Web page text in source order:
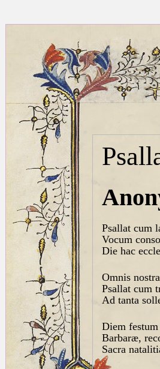
Psallat cum
Vocum
Die hac
Omnis
Psallat cum
Ad tanta
Diem
Barbaræ,
Sacra